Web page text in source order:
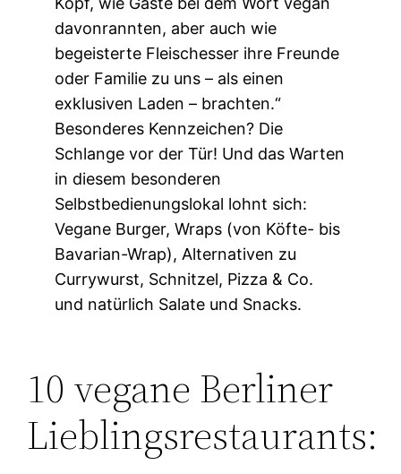
davonrannten, aber auch wie
begeisterte Fleischesser ihre Freunde
oder Familie zu uns – als einen
exklusiven Laden – brachten.“
Besonderes Kennzeichen? Die
Schlange vor der Tür! Und das Warten
in diesem besonderen
Selbstbedienungslokal lohnt sich:
Vegane Burger, Wraps (von Köfte- bis
Bavarian-Wrap), Alternativen zu
Currywurst, Schnitzel, Pizza & Co.
und natürlich Salate und Snacks.
10 vegane Berliner
Lieblingsrestaurants: